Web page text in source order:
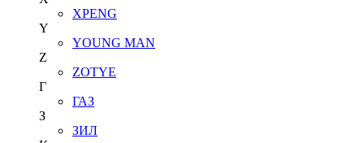
XPENG
Y
YOUNG MAN
Z
ZOTYE
Г
ГАЗ
З
ЗИЛ